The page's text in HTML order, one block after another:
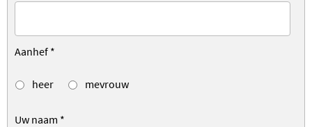
Aanhef *
heer mevrouw
Uw naam *